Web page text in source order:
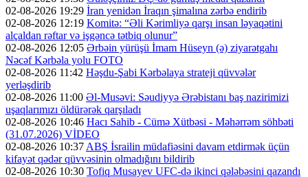
02-08-2026 19:29 İran yenidən İraqın şimalına zərbə endirib
02-08-2026 12:19 Komitə: “Əli Kərimliyə qarşı insan ləyaqətini
alçaldan rəftar və işgəncə tətbiq olunur”
02-08-2026 12:05 Ərbəin yürüşü İmam Hüseyn (ə) ziyarətgahı
Nəcəf Kərbəla yolu FOTO
02-08-2026 11:42 Həşdu-Şabi Kərbəlaya strateji qüvvələr
yerləşdirib
02-08-2026 11:00 Əl-Musəvi: Səudiyyə Ərəbistanı baş nazirimizi
uşaqlarımızı öldürərək qarşıladı
02-08-2026 10:46 Hacı Sahib - Cümə Xütbəsi - Məhərrəm söhbəti
(31.07.2026) VİDEO
02-08-2026 10:37 ABŞ İsrailin müdafiəsini davam etdirmək üçün
kifayət qədər qüvvəsinin olmadığını bildirib
02-08-2026 10:30 Tofiq Musayev UFC-də ikinci qələbəsini qazandı